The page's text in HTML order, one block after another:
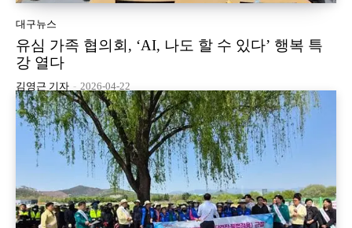
대구뉴스
유심 가족 협의회, ‘AI, 나도 할 수 있다’ 행복 특
강 열다
김영근 기자 - 2026-04-22